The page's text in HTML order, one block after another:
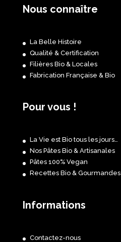
Nous connaître
La Belle Histoire
Qualité & Certification
Filières Bio & Locales
Fabrication Française & Bio
Pour vous !
La Vie est Bio tous les jours…
Nos Pâtes Bio & Artisanales
Pâtes 100% Vegan
Recettes Bio & Gourmandes
Informations
Contactez-nous